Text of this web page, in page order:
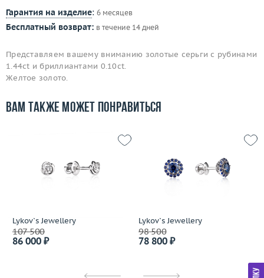
Гарантия на изделие: 6 месяцев
Бесплатный возврат: в течение 14 дней
Представляем вашему вниманию золотые серьги с рубинами
1.44ct и бриллиантами 0.10ct.
Желтое золото.
Вам также может понравиться
Lykov`s Jewellery
107 500
86 000 ₽
Lykov`s Jewellery
98 500
78 800 ₽